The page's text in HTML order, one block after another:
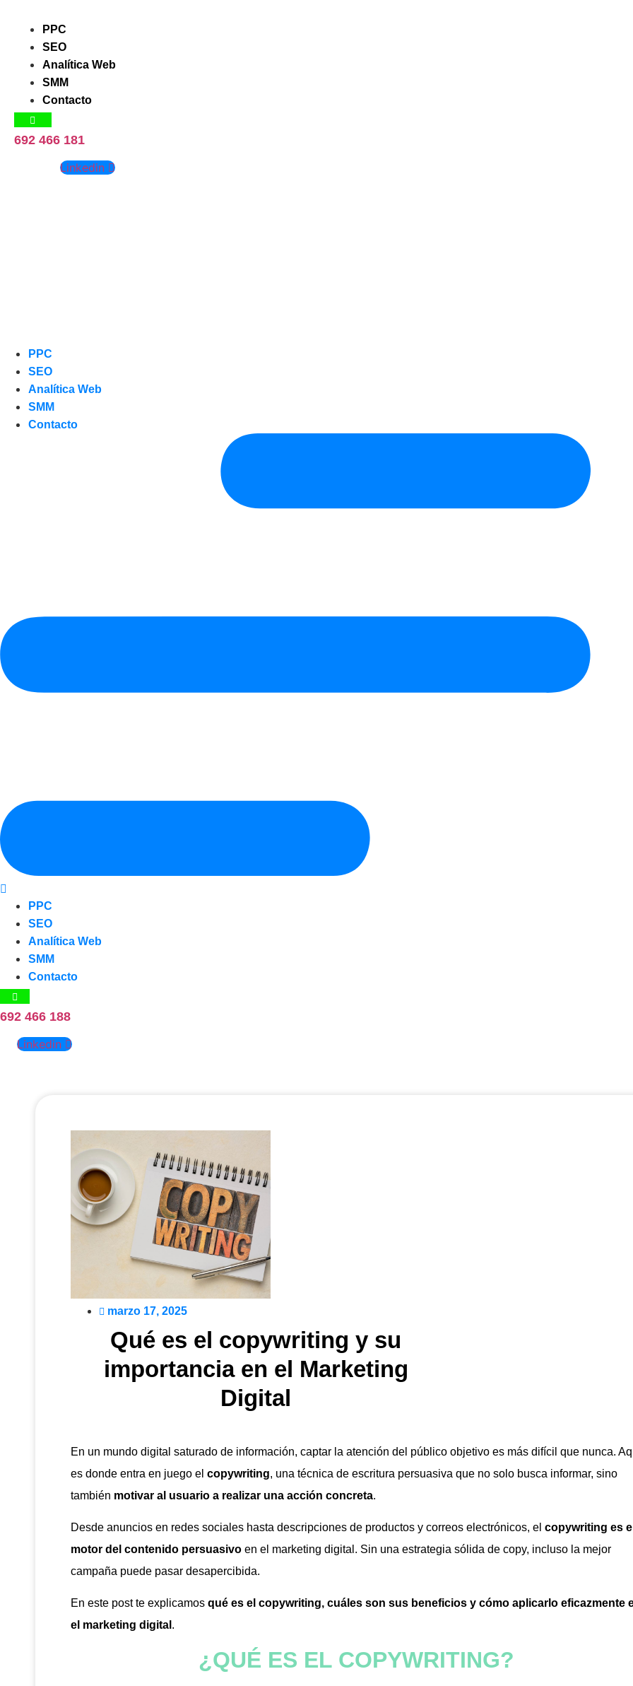
contenido
PPC
SEO
Analítica Web
SMM
Contacto
692 466 181
Linkedin
PPC
SEO
Analítica Web
SMM
Contacto
PPC
SEO
Analítica Web
SMM
Contacto
692 466 188
Linkedin
marzo 17, 2025
Qué es el copywriting y su
importancia en el Marketing
Digital
En un mundo digital saturado de información, captar la atención del público objetivo es más difícil que nunca.
es donde entra en juego el copywriting, una técnica de escritura persuasiva que no solo busca informar, sino
también motivar al usuario a realizar una acción concreta.
Desde anuncios en redes sociales hasta descripciones de productos y correos electrónicos, el copywriting es
motor del contenido persuasivo en el marketing digital. Sin una estrategia sólida de copy, incluso la mejor
campaña puede pasar desapercibida.
En este post te explicamos qué es el copywriting, cuáles son sus beneficios y cómo aplicarlo eficazmente
el marketing digital .
¿QUÉ ES EL COPYWRITING?